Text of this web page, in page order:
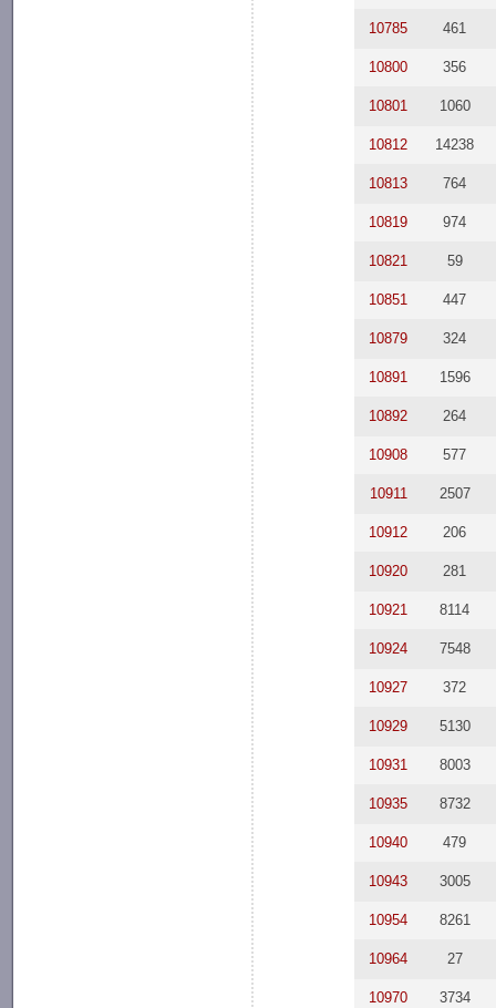
10785 461
10800 356
10801 1060
10812 14238
10813 764
10819 974
10821 59
10851 447
10879 324
10891 1596
10892 264
10908 577
10911 2507
10912 206
10920 281
10921 8114
10924 7548
10927 372
10929 5130
10931 8003
10935 8732
10940 479
10943 3005
10954 8261
10964 27
10970 3734